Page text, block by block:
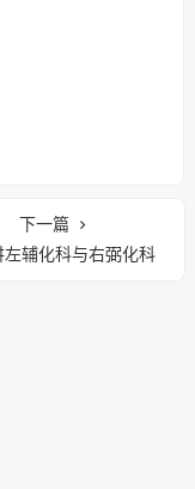
下一篇
左辅化科与右弼化科